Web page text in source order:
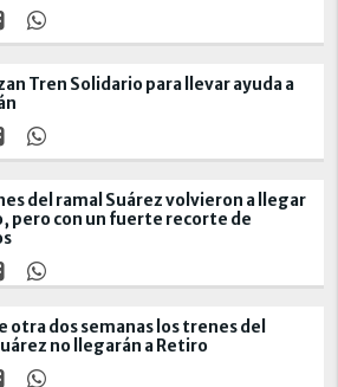
Tren Solidario para llevar ayuda a
del ramal Suárez volvieron a llegar
pero con un fuerte recorte de
otra dos semanas los trenes del
no llegarán a Retiro